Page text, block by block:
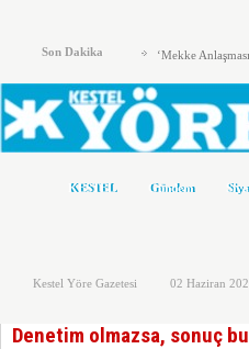
Son Dakika ‘Mekke
KESTEL
KESTEL
KOLTUKTAR
KESTEL Gündem
Kestel Yöre Gazetesi 02 Haziran
Denetim olmazsa, sonuç